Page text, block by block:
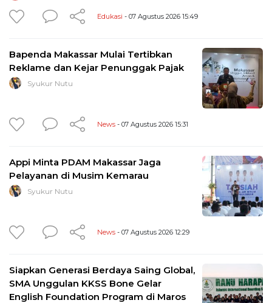
Edukasi - 07 Agustus 2026 15:49
Bapenda Makassar Mulai Tertibkan
Reklame dan Kejar Penunggak Pajak
Syukur Nutu
News - 07 Agustus 2026 15:31
Appi Minta PDAM Makassar Jaga
Pelayanan di Musim Kemarau
Syukur Nutu
News - 07 Agustus 2026 12:29
Siapkan Generasi Berdaya Saing Global,
SMA Unggulan KKSS Bone Gelar
English Foundation Program di Maros